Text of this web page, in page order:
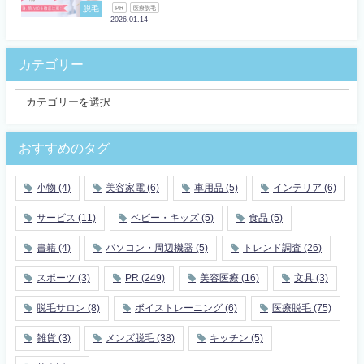
脱毛 PR 医療脱毛
2026.01.14
カテゴリー
おすすめのタグ
小物 (4) 美容家電 (6) 車用品 (5) インテリア (6)
サービス (11) ベビー・キッズ (5) 食品 (5)
書籍 (4) パソコン・周辺機器 (5) トレンド調査 (26)
スポーツ (3) PR (249) 美容医療 (16) 文具 (3)
脱毛サロン (8) ボイストレーニング (6) 医療脱毛 (75)
雑貨 (3) メンズ脱毛 (38) キッチン (5)